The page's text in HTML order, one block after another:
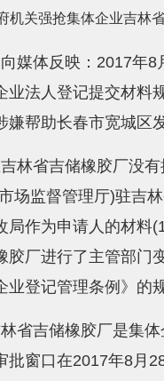
机关强抢集体企业吉林
媒体反映：2017年
业法人登记提交材
嫌帮助长春市宽城区
林省吉储橡胶厂没
场监督管理厅)驻吉
局作为申请人的材料
胶厂进行了主管部门
业登记管理条例》的
省吉储橡胶厂是集
批窗口在2017年8月